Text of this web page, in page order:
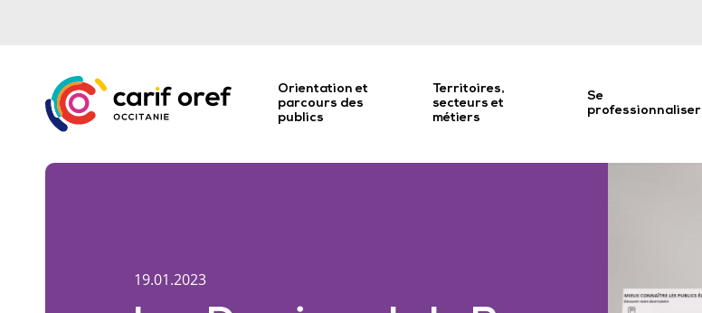
Orientation et
parcours des
publics
Territoires,
secteurs et
métiers
Se
professionnaliser
19.01.2023